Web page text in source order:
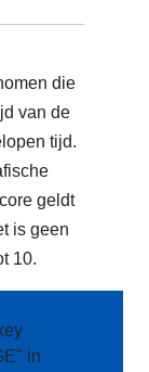
die
van de
tijd.
geldt
is geen
10.
in